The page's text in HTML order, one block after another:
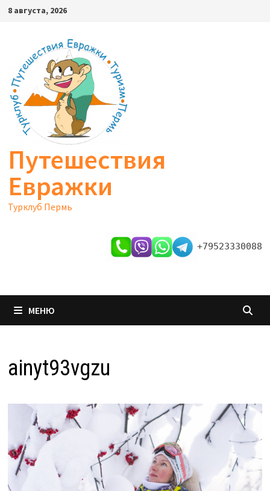
Перейти
содержимому
8 августа, 2026
Путешествия
Евражки
Турклуб Пермь
+79523330088
МЕНЮ
ainyt93vgzu